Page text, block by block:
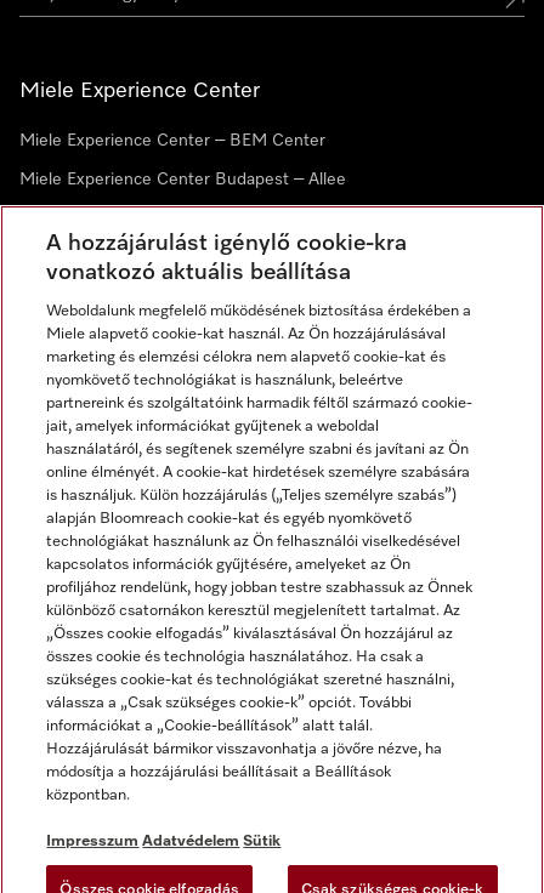
Miele Experience Center
Miele Experience Center – BEM Center
Miele Experience Center Budapest – Allee
Hírlevél
Impresszum
ÁSZF
Adatvédelem
Felhasználási feltételek
Akadálymentességi Nyilatkozat
Digitális Szolgáltatásokról szóló törvény
Miele a YouTube-on
Miele a Facebookon
Miele az Instagramon
A hozzájárulást igénylő cookie-kra
vonatkozó aktuális beállítása
Weboldalunk megfelelő működésének biztosítása érdekében a
Miele alapvető cookie-kat használ. Az Ön hozzájárulásával
marketing és elemzési célokra nem alapvető cookie-kat és
nyomkövető technológiákat is használunk, beleértve
partnereink és szolgáltatóink harmadik féltől származó cookie-
jait, amelyek információkat gyűjtenek a weboldal
használatáról, és segítenek személyre szabni és javítani az Ön
online élményét. A cookie-kat hirdetések személyre szabására
is használjuk. Külön hozzájárulás („Teljes személyre szabás”)
alapján Bloomreach cookie-kat és egyéb nyomkövető
technológiákat használunk az Ön felhasználói viselkedésével
kapcsolatos információk gyűjtésére, amelyeket az Ön
profiljához rendelünk, hogy jobban testre szabhassuk az Önnek
különböző csatornákon keresztül megjelenített tartalmat. Az
„Összes cookie elfogadás” kiválasztásával Ön hozzájárul az
összes cookie és technológia használatához. Ha csak a
szükséges cookie-kat és technológiákat szeretné használni,
válassza a „Csak szükséges cookie-k” opciót. További
információkat a „Cookie-beállítások” alatt talál.
Hozzájárulását bármikor visszavonhatja a jövőre nézve, ha
módosítja a hozzájárulási beállításait a Beállítások
központban.
Impresszum Adatvédelem Sütik